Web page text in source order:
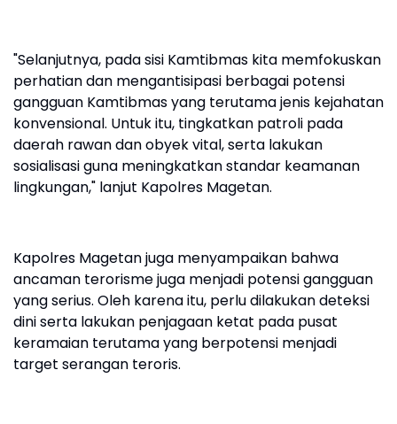
"Selanjutnya, pada sisi Kamtibmas kita memfokuskan
perhatian dan mengantisipasi berbagai potensi
gangguan Kamtibmas yang terutama jenis kejahatan
konvensional. Untuk itu, tingkatkan patroli pada
daerah rawan dan obyek vital, serta lakukan
sosialisasi guna meningkatkan standar keamanan
lingkungan," lanjut Kapolres Magetan.
Kapolres Magetan juga menyampaikan bahwa
ancaman terorisme juga menjadi potensi gangguan
yang serius. Oleh karena itu, perlu dilakukan deteksi
dini serta lakukan penjagaan ketat pada pusat
keramaian terutama yang berpotensi menjadi
target serangan teroris.